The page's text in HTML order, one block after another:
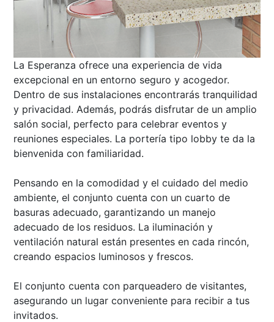
La Esperanza ofrece una experiencia de vida
excepcional en un entorno seguro y acogedor.
Dentro de sus instalaciones encontrarás tranquilidad
y privacidad. Además, podrás disfrutar de un amplio
salón social, perfecto para celebrar eventos y
reuniones especiales. La portería tipo lobby te da la
bienvenida con familiaridad.
Pensando en la comodidad y el cuidado del medio
ambiente, el conjunto cuenta con un cuarto de
basuras adecuado, garantizando un manejo
adecuado de los residuos. La iluminación y
ventilación natural están presentes en cada rincón,
creando espacios luminosos y frescos.
El conjunto cuenta con parqueadero de visitantes,
asegurando un lugar conveniente para recibir a tus
invitados.